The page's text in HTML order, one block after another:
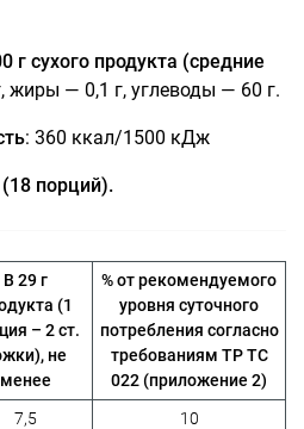
г сухого продукта (средние
жиры — 0,1 г, углеводы — 60 г.
: 360 ккал/1500 кДж
порций).
В 29 г
(1
– 2 ст.
не
менее
% от рекомендуемого
уровня суточного
потребления согласно
требованиям TP TC
022 (приложение 2)
7,5
10